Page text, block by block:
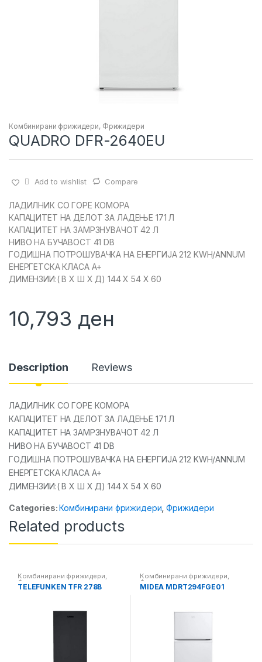
Комбинирани фрижидери, Фрижидери
QUADRO DFR-2640EU
Add to wishlist Compare
ЛАДИЛНИК СО ГОРЕ КОМОРА
КАПАЦИТЕТ НА ДЕЛОТ ЗА ЛАДЕЊЕ 171 Л
КАПАЦИТЕТ НА ЗАМРЗНУВАЧОТ 42 Л
НИВО НА БУЧАВОСТ 41 DB
ГОДИШНА ПОТРОШУВАЧКА НА ЕНЕРГИЈА 212 KWH/ANNUM
ЕНЕРГЕТСКА КЛАСА А+
ДИМЕНЗИИ:( В Х Ш Х Д) 144 Х 54 Х 60
10,793 ден
Description Reviews
ЛАДИЛНИК СО ГОРЕ КОМОРА
КАПАЦИТЕТ НА ДЕЛОТ ЗА ЛАДЕЊЕ 171 Л
КАПАЦИТЕТ НА ЗАМРЗНУВАЧОТ 42 Л
НИВО НА БУЧАВОСТ 41 DB
ГОДИШНА ПОТРОШУВАЧКА НА ЕНЕРГИЈА 212 KWH/ANNUM
ЕНЕРГЕТСКА КЛАСА А+
ДИМЕНЗИИ:( В Х Ш Х Д) 144 Х 54 Х 60
Categories:Комбинирани фрижидери ,Фрижидери
Related products
Комбинирани фрижидери,
Фрижидери
TELEFUNKEN TFR 278B
Комбинирани фрижидери,
Фрижидери
MIDEA MDRT294FGE01